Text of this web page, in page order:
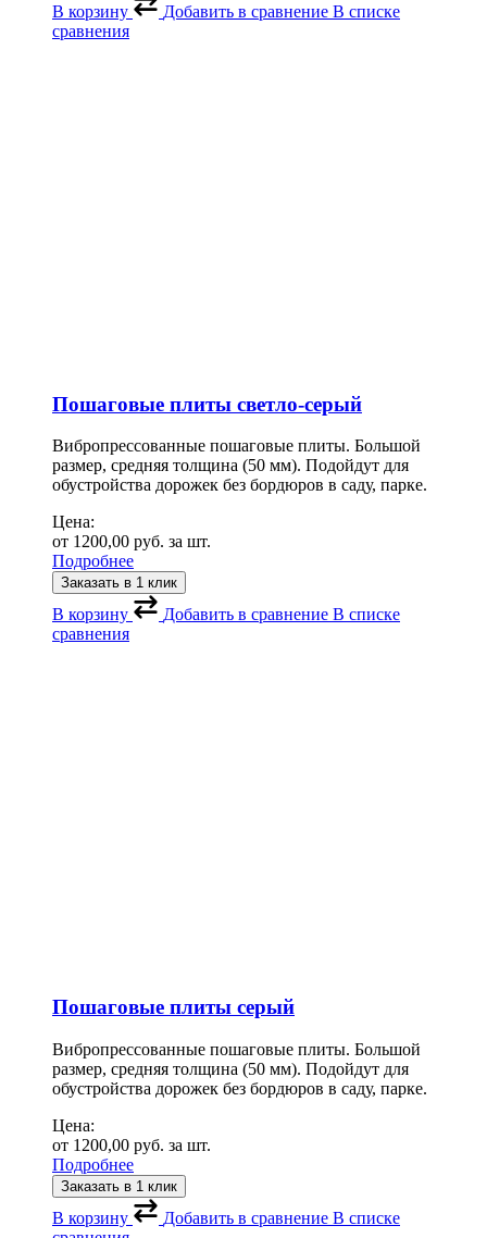
В корзину Добавить в сравнение В списке
сравнения
Пошаговые плиты светло-серый
Вибропрессованные пошаговые плиты. Большой
размер, средняя толщина (50 мм). Подойдут для
обустройства дорожек без бордюров в саду, парке.
Цена:
от 1200,00 руб. за шт.
Подробнее
Заказать в 1 клик
В корзину Добавить в сравнение В списке
сравнения
Пошаговые плиты серый
Вибропрессованные пошаговые плиты. Большой
размер, средняя толщина (50 мм). Подойдут для
обустройства дорожек без бордюров в саду, парке.
Цена:
от 1200,00 руб. за шт.
Подробнее
Заказать в 1 клик
В корзину Добавить в сравнение В списке